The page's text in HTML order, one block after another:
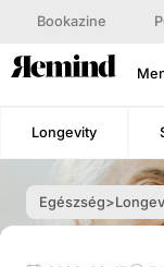
Bookazine
Longevity